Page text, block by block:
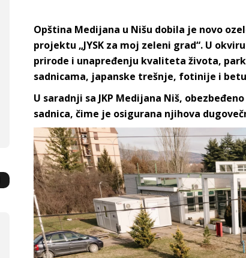
Opština Medijana u Nišu dobila je novo
projektu „JYSK za moj zeleni grad“. U
prirode i unapređenju kvaliteta života,
sadnicama, japanske trešnje, fotinije i
U saradnji sa JKP Medijana Niš,
sadnica, čime je osigurana njihova